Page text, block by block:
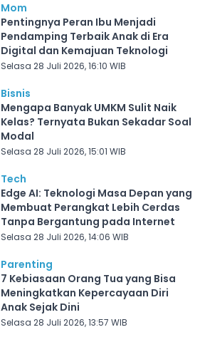
Mom
Pentingnya Peran Ibu Menjadi
Pendamping Terbaik Anak di Era
Digital dan Kemajuan Teknologi
Selasa 28 Juli 2026, 16:10 WIB
Bisnis
Mengapa Banyak UMKM Sulit Naik
Kelas? Ternyata Bukan Sekadar Soal
Modal
Selasa 28 Juli 2026, 15:01 WIB
Tech
Edge AI: Teknologi Masa Depan yang
Membuat Perangkat Lebih Cerdas
Tanpa Bergantung pada Internet
Selasa 28 Juli 2026, 14:06 WIB
Parenting
7 Kebiasaan Orang Tua yang Bisa
Meningkatkan Kepercayaan Diri
Anak Sejak Dini
Selasa 28 Juli 2026, 13:57 WIB